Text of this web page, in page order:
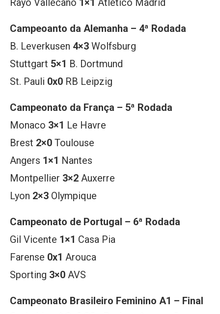
Rayo Vallecano 1×1 Atlético Madrid
Campeoanto da Alemanha – 4ª Rodada
B. Leverkusen 4×3 Wolfsburg
Stuttgart 5×1 B. Dortmund
St. Pauli 0x0 RB Leipzig
Campeonato da França – 5ª Rodada
Monaco 3×1 Le Havre
Brest 2×0 Toulouse
Angers 1×1 Nantes
Montpellier 3×2 Auxerre
Lyon 2×3 Olympique
Campeonato de Portugal – 6ª Rodada
Gil Vicente 1×1 Casa Pia
Farense 0x1 Arouca
Sporting 3×0 AVS
Campeonato Brasileiro Feminino A1 – Final